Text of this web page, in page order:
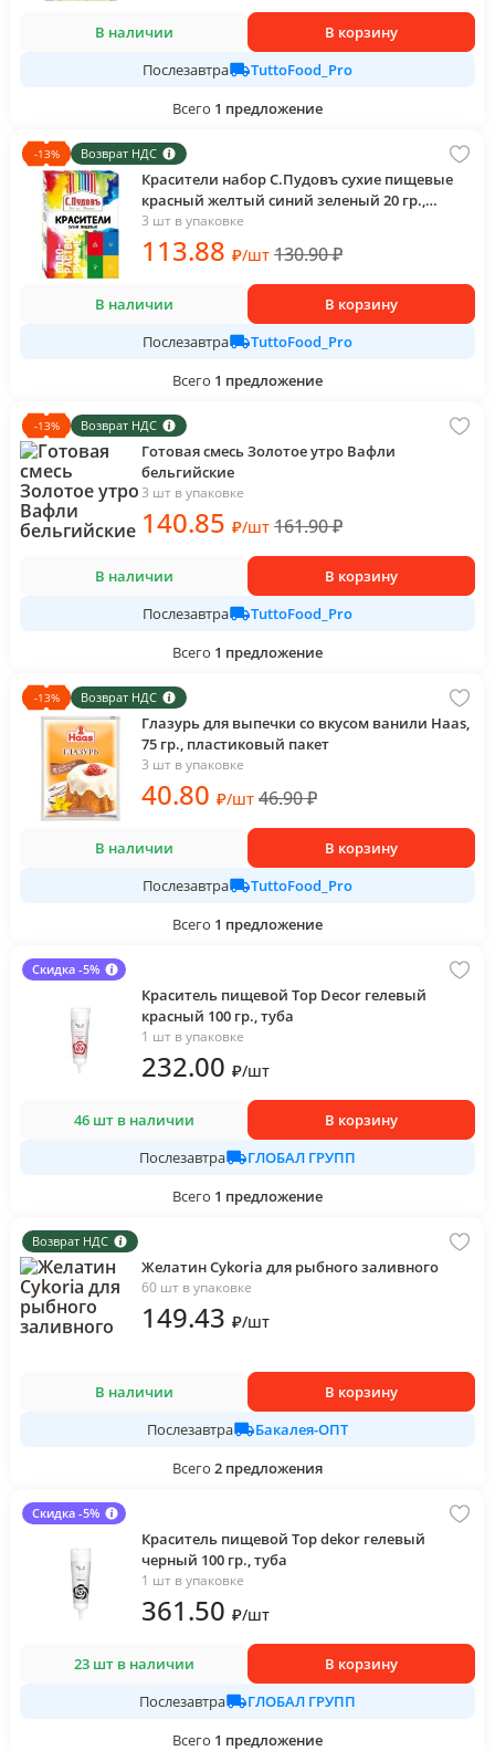
В наличии
В корзину
Послезавтра
TuttoFood_Pro
Всего 1 предложение
-13% Возврат НДС
Красители набор С.Пудовъ сухие пищевые
красный желтый синий зеленый 20 гр.,
картон
3 шт в упаковке
113.88 ₽/шт 130.90₽
В наличии
В корзину
Послезавтра
TuttoFood_Pro
Всего 1 предложение
-13% Возврат НДС
Готовая смесь Золотое утро Вафли
бельгийские
3 шт в упаковке
140.85 ₽/шт 161.90₽
В наличии
В корзину
Послезавтра
TuttoFood_Pro
Всего 1 предложение
-13% Возврат НДС
Глазурь для выпечки со вкусом ванили Haas,
75 гр., пластиковый пакет
3 шт в упаковке
40.80 ₽/шт 46.90₽
В наличии
В корзину
Послезавтра
TuttoFood_Pro
Всего 1 предложение
Скидка -5%
Краситель пищевой Top Decor гелевый
красный 100 гр., туба
1 шт в упаковке
232.00 ₽/шт
46 шт в наличии
В корзину
Послезавтра
ГЛОБАЛ ГРУПП
Всего 1 предложение
Возврат НДС
Желатин Cykoria для рыбного заливного
60 шт в упаковке
149.43 ₽/шт
В наличии
В корзину
Послезавтра
Бакалея-ОПТ
Всего 2 предложения
Скидка -5%
Краситель пищевой Top dekor гелевый
черный 100 гр., туба
1 шт в упаковке
361.50 ₽/шт
23 шт в наличии
В корзину
Послезавтра
ГЛОБАЛ ГРУПП
Всего 1 предложение